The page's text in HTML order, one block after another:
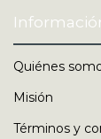
Quiénes
Misión
Términos y